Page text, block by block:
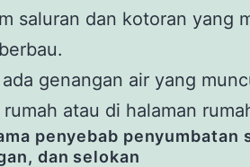
saluran dan kotoran yang
genangan air yang
rumah atau di halaman
penyebab penyumbatan
dan selokan